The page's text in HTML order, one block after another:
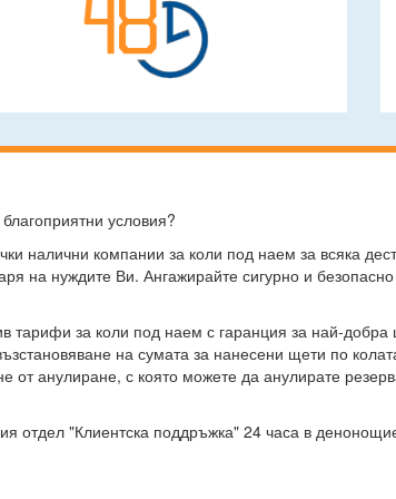
условия?
налични компании за коли под наем за всяка
на нуждите Ви. Ангажирайте сигурно и
тарифи за коли под наем с гаранция за най-
на сумата за нанесени щети по
от анулиране, с която можете да анулирате
отдел "Клиентска поддръжка" 24 часа в